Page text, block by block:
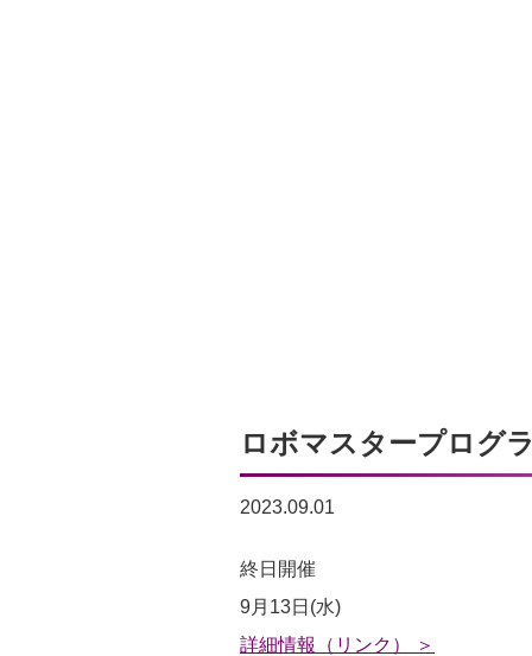
ロボマスタープログ
2023.09.01
ロ
ボ
マ
終日開催
9月13日(水)
詳細情報（リンク） ＞